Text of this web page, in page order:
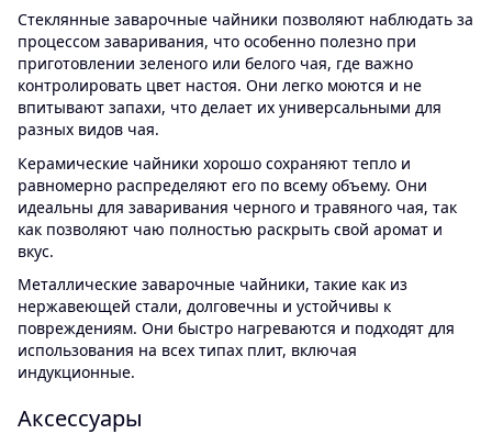
Стеклянные заварочные чайники позволяют наблюдать за
процессом заваривания, что особенно полезно при
приготовлении зеленого или белого чая, где важно
контролировать цвет настоя. Они легко моются и не
впитывают запахи, что делает их универсальными для
разных видов чая.
Керамические чайники хорошо сохраняют тепло и
равномерно распределяют его по всему объему. Они
идеальны для заваривания черного и травяного чая, так
как позволяют чаю полностью раскрыть свой аромат и
вкус.
Металлические заварочные чайники, такие как из
нержавеющей стали, долговечны и устойчивы к
повреждениям. Они быстро нагреваются и подходят для
использования на всех типах плит, включая
индукционные.
Аксессуары